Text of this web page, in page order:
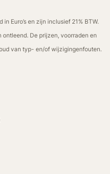
Euro’s en zijn inclusief 21% BTW.
De prijzen, voorraden en
van typ- en/of wijzigingenfouten.